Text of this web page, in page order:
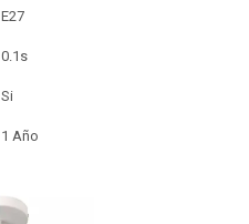
E27
0.1s
Si
1 Año